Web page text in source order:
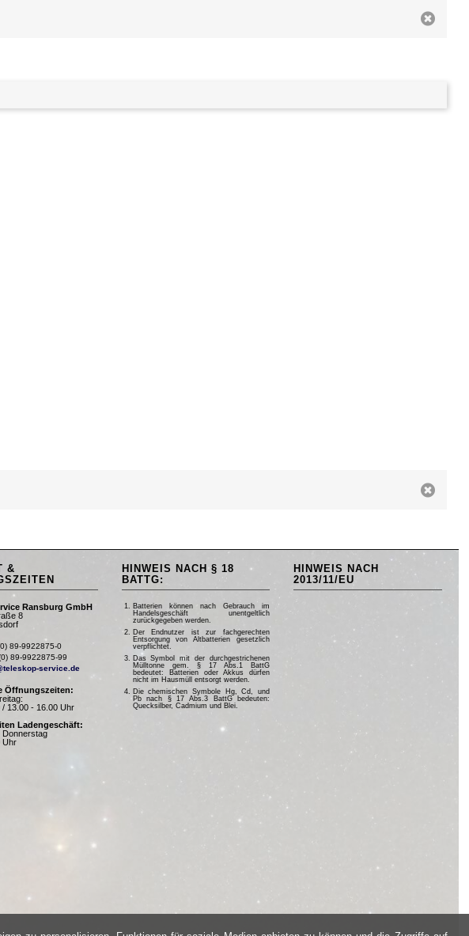
&
Ransburg GmbH
8
89-9922875-0
89-9922875-99
service.de
Öffnungszeiten:
/ 13.00 - 16.00 Uhr
Ladengeschäft:
Donnerstag
Uhr
HINWEIS NACH § 18
BATTG:
Batterien können nach Gebrauch im
Handelsgeschäft unentgeltlich
zurückgegeben werden.
Der Endnutzer ist zur fachgerechten
Entsorgung von Altbatterien gesetzlich
verpflichtet.
Das Symbol mit der durchgestrichenen
Mülltonne gem. § 17 Abs.1 BattG
bedeutet: Batterien oder Akkus dürfen
nicht im Hausmüll entsorgt werden.
Die chemischen Symbole Hg, Cd, und
Pb nach § 17 Abs.3 BattG bedeuten:
Quecksilber, Cadmium und Blei.
HINWEIS NACH
2013/11/EU